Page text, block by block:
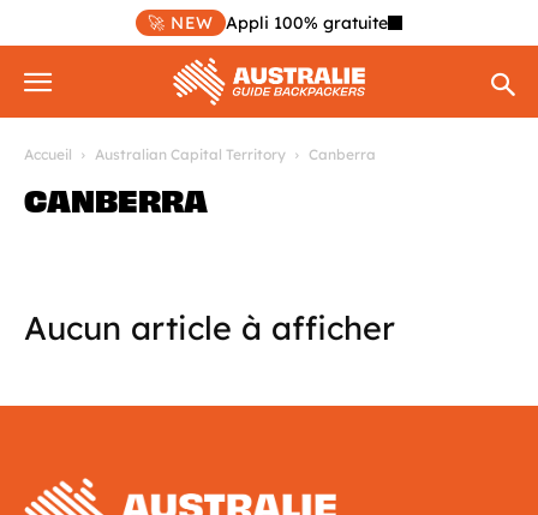
🚀 NEW Appli 100% gratuite
Accueil Australian Capital Territory Canberra
CANBERRA
Aucun article à afficher